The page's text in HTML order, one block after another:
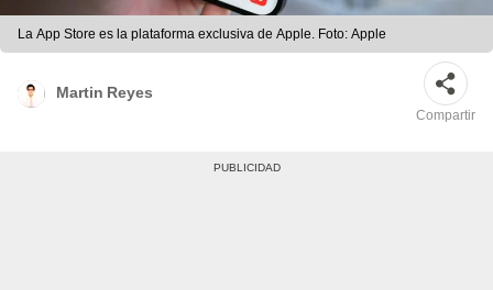
La App Store es la plataforma exclusiva de Apple. Foto: Apple
Martin Reyes
Compartir